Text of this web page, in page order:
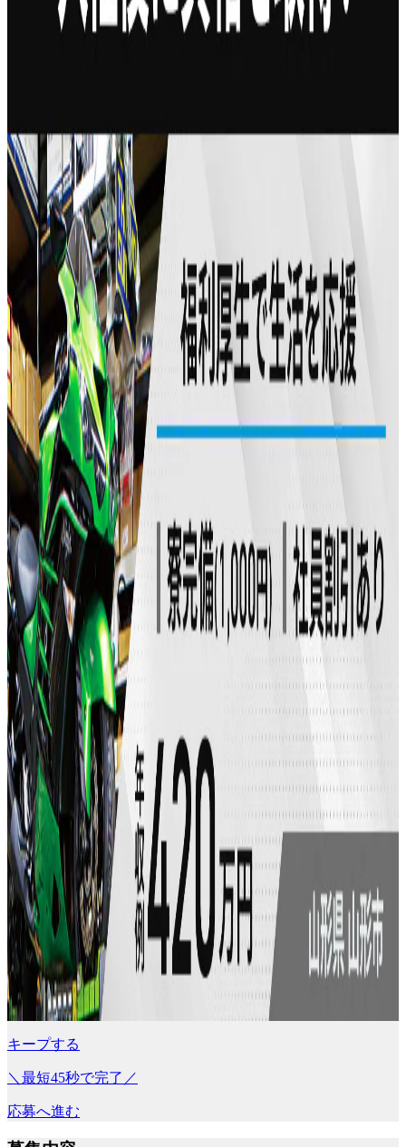
キープする
＼最短45秒で完了／
応募へ進む